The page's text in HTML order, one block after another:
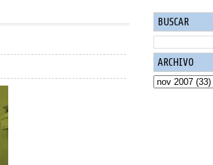
BUSCAR
ARCHIVO